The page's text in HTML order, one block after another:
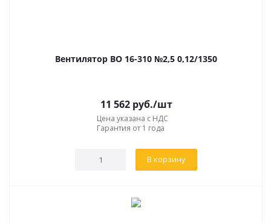
Вентилятор ВО 16-310 №2,5 0,12/1350
11 562руб./шт
Цена указана с НДС
Гарантия от 1 года
В корзину